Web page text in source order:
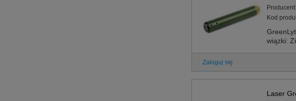
Producent:
Kod
wiązki:
Zaloguj się
Laser